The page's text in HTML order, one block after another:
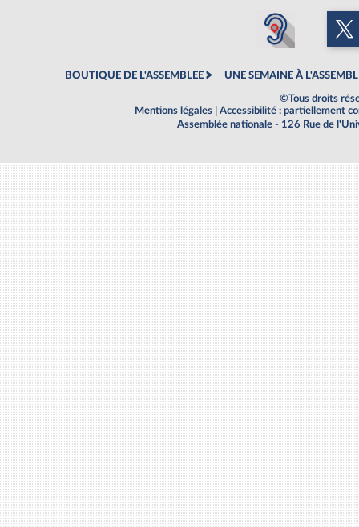
BOUTIQUE DE L'ASSEMBLEE UNE SEMAINE À
©Tous droits
Mentions légales
Accessibilité : partiellement
Assemblée nationale - 126 Rue de